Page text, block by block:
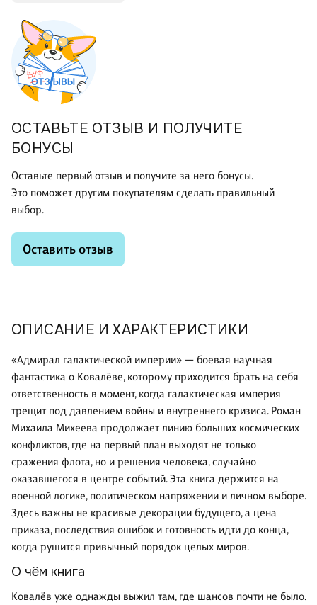
ОПИСАНИЕ И ХАРАКТЕРИСТИКИ
«Адмирал галактической империи» — боевая научная
фантастика о Ковалёве, которому приходится брать на себя
ответственность в момент, когда галактическая империя
трещит под давлением войны и внутреннего кризиса. Роман
Михаила Михеева продолжает линию больших космических
конфликтов, где на первый план выходят не только
сражения флота, но и решения человека, случайно
оказавшегося в центре событий. Эта книга держится на
военной логике, политическом напряжении и личном выборе.
Здесь важны не красивые декорации будущего, а цена
приказа, последствия ошибок и готовность идти до конца,
когда рушится привычный порядок целых миров.
О чём книга
Ковалёв уже однажды выжил там, где шансов почти не было.
ОСТАВЬТЕ ОТЗЫВ И ПОЛУЧИТЕ
БОНУСЫ
Оставьте первый отзыв и получите за него бонусы.
Это поможет другим покупателям сделать правильный
выбор.
Оставить отзыв